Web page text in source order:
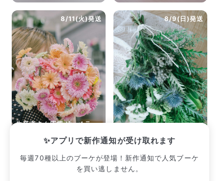
✨アプリで新作通知が受け取れます
毎週70種以上のブーケが登場！新作通知で人気ブーケ
を買い逃しません。
8/11(火)発送
生産者さん応援ガーベラ
8/9(日)発送
¥2,530
販売中のブーケ一覧へ